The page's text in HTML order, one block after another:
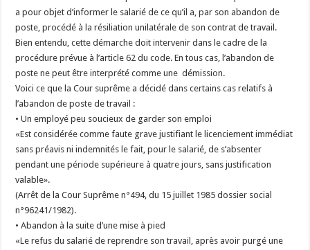
a pour objet d’informer le salarié de ce qu’il a, par son abandon de
poste, procédé à la résiliation unilatérale de son contrat de travail.
Bien entendu, cette démarche doit intervenir dans le cadre de la
procédure prévue à l’article 62 du code. En tous cas, l’abandon de
poste ne peut être interprété comme une démission.
Voici ce que la Cour suprême a décidé dans certains cas relatifs à
l’abandon de poste de travail :
• Un employé peu soucieux de garder son emploi
«Est considérée comme faute grave justifiant le licenciement immédiat
sans préavis ni indemnités le fait, pour le salarié, de s’absenter
pendant une période supérieure à quatre jours, sans justification
valable».
(Arrêt de la Cour Suprême n°494, du 15 juillet 1985 dossier social
n°96241/1982).
• Abandon à la suite d’une mise à pied
«Le refus du salarié de reprendre son travail, après avoir purgé une